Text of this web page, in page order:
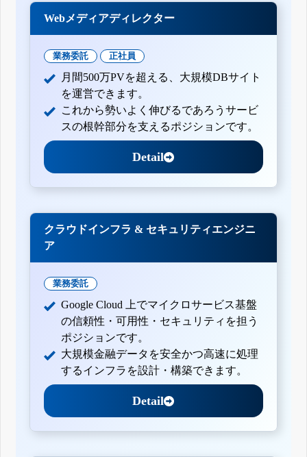
Webメディアディレクター
業務委託 正社員
月間500万PVを超える、大規模DBサイト
を運営できます。
これから勢いよく伸びるであろうサービ
スの根幹部分を支えるポジションです。
Detail
クラウドインフラ & セキュリティエンジニ
ア
業務委託
Google Cloud 上でマイクロサービス基盤
の信頼性・可用性・セキュリティを担う
ポジションです。
大規模金融データを安全かつ高速に処理
するインフラを設計・構築できます。
Detail